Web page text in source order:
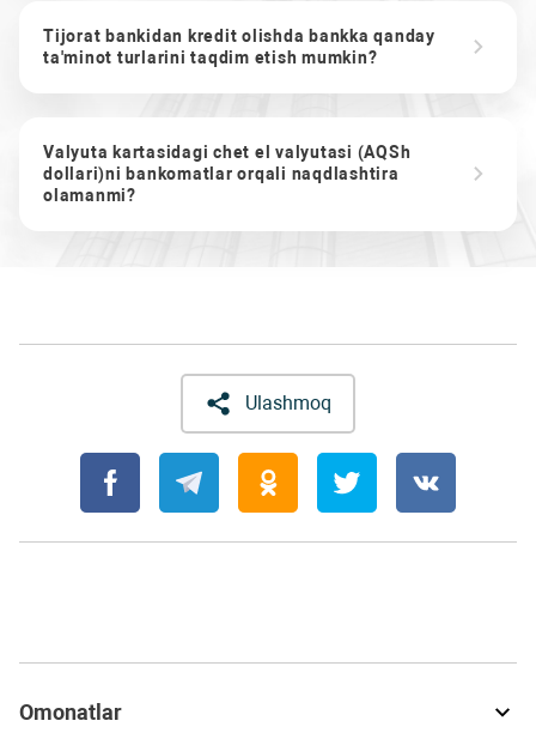
Tijorat bankidan kredit olishda bankka qanday
ta'minot turlarini taqdim etish mumkin?
Valyuta kartasidagi chet el valyutasi (AQSh
dollari)ni bankomatlar orqali naqdlashtira
olamanmi?
Ulashmoq
Omonatlar